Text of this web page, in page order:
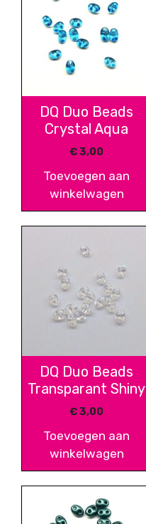
DQ Duo Beads
Crystal Aqua
€3,00
Toevoegen aan
winkelwagen
DQ Duo Beads
Transparant Shiny
€3,00
Toevoegen aan
winkelwagen